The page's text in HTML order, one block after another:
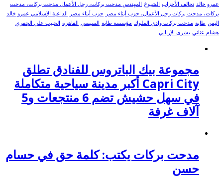
عمرو خالد تحالف الأحزاب الشيوخ المهندس مدحت بركات، رجل الأعمال مدحت بركات، مدحت
بركات، مدحت بركات رجل الأعمال، حزب أبناء مصر
حزب أبناء مصر
الداعية الإسلامي عمرو خالد
اليمن طابة مدحت بركات وادي الملوك مؤسسة طابة السيسي القاهرة الحبيب علي الجفري
هشام عناني بشرى الإرياني
مجموعة بيك الباتروس للفنادق تطلق
Capri City أكبر مدينة سياحية متكاملة
في سهل حشيش تضم 6 منتجعات و5
آلاف غرفة
مدحت بركات يكتب: كلمة حق في حسام
حسن